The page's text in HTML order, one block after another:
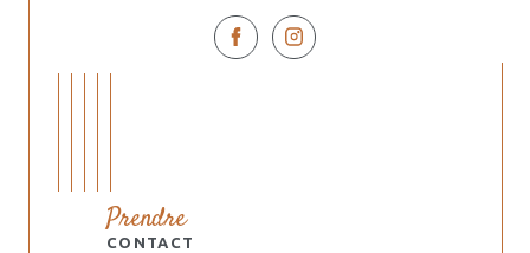
Prendre
CONTACT